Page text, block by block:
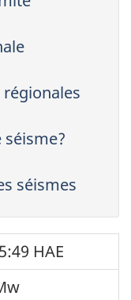
séisme?
séismes
HAE